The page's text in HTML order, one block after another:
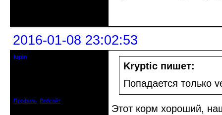
2016-01-08 23:02:53
lupin
Профиль Вебсайт
Kryptic пишет:
Попадается только
Этот корм хороший,